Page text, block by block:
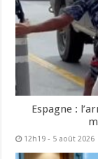
Espagne :
12h19 - 5 août 2026